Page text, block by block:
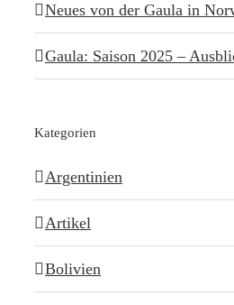
Neues von der Gaula in
Gaula: Saison 2025 –
Kategorien
Argentinien
Artikel
Bolivien